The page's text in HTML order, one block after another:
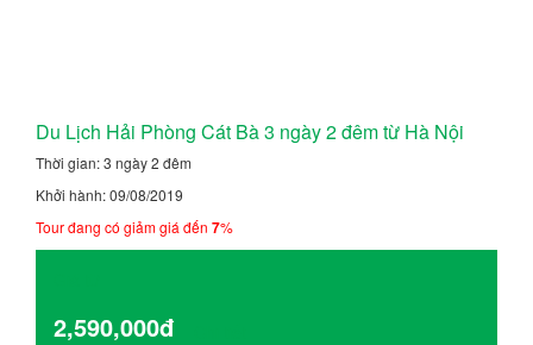
Du Lịch Hải Phòng Cát Bà 3 ngày 2 đêm từ Hà Nội
Thời gian: 3 ngày 2 đêm
Khởi hành: 09/08/2019
Tour đang có giảm giá đến 7%
2,590,000đ